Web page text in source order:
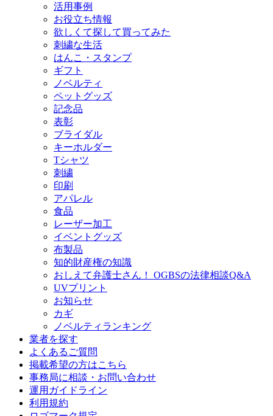
活用事例
お役立ち情報
欲しくて探して買ってみた
刺繍な生活
はんこ・スタンプ
ギフト
ノベルティ
ペットグッズ
記念品
表彰
ブライダル
キーホルダー
Tシャツ
刺繍
印刷
アパレル
食品
レーザー加工
イベントグッズ
布製品
知的財産権の知識
おしえて弁護士さん！ OGBSの法律相談Q&A
UVプリント
お知らせ
カギ
ノベルティランキング
業者を探す
よくあるご質問
掲載希望の方はこちら
事務局に相談・お問い合わせ
運用ガイドライン
利用規約